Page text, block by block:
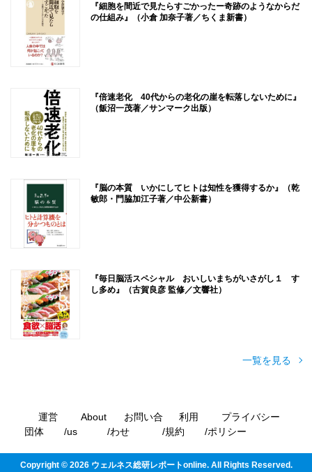
『細胞を間近で見たらすごかったー奇跡のようなからだ
の仕組み』（小倉 加奈子著／ちくま新書）
『倍速老化 40代からの老化の崖を転落しないために』
（飯沼一茂著／サンマーク出版）
『脳の本質 いかにしてヒトは知性を獲得するか』（乾
敏郎・門脇加江子著／中公新書）
『毎日脳活スペシャル おいしいまちがいさがし１ す
し多め』（古賀良彦 監修／文響社）
一覧を見る
運営
団体
About
us
お問い合
わせ
利用
規約
プライバシー
ポリシー
Copyright ©2026ウェルネス総研レポートonline. All Rights Reserved.